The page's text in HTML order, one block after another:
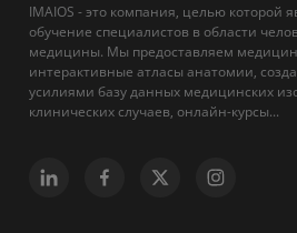
IMAIOS - это компания, целью которой
обучение специалистов в области
медицины. Мы предоставляем
интерактивные атласы анатомии,
усилиями базу данных медицинских
клинических случаев, онлайн-курсы...